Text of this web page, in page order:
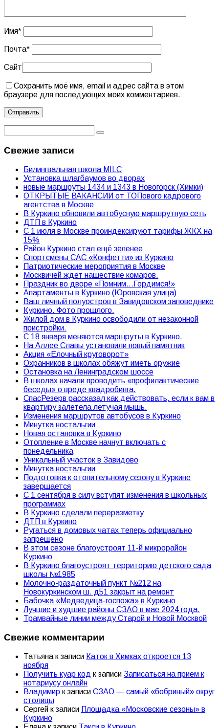
Имя*
Почта*
Сайт
Сохранить моё имя, email и адрес сайта в этом
браузере для последующих моих комментариев.
Свежие записи
Билингвальная школа MILC
Установка шлагбаумов во дворах
новые маршруты 1434 и 1343 в Новогорск (Химки)
ОТКРЫТЫЕ ВАКАНСИИ от ТОПового кадрового
агентства в Москве
В Куркино обновили автобусную маршрутную сеть
ДТП в Куркино
С 1 июля в Москве проиндексируют тарифы ЖКХ на
15%
Район Куркино стал ещё зеленее
Спортсмены САС «Конфетти» из Куркино
Патриотические мероприятия в Москве
Москвичей ждет нашествие комаров.
Праздник во дворе «Помним…Гордимся!»
Апартаменты в Куркино (Юровская улица)
Ваш личный полуостров в Завидовском заповеднике
Куркино. Фото прошлого.
Жилой дом в Куркино освободили от незаконной
пристройки.
С 18 января меняются маршруты в Куркино.
На Аллее Славы установили новый памятник
Акция «Елочный круговорот»
Охранников в школах обяжут иметь оружие
Остановка на Ленинградском шоссе
В школах начали проводить «профилактические
беседы» о вреде квадробинга.
СпасРезерв рассказал как действовать, если к вам в
квартиру залетела летучая мышь.
Изменения маршрутов автобусов в Куркино
Минутка ностальгии
Новая остановка в Куркино
Отопление в Москве начнут включать с
понедельника
Уникальный участок в Завидово
Минутка ностальгии
Подготовка к отопительному сезону в Куркине
завершается
С 1 сентября в силу вступят изменения в школьных
программах
В Куркино сделали переразметку
ДТП в Куркино
Ругаться в домовых чатах теперь официально
запрещено
В этом сезоне благоустроят 11-й микрорайон
Куркино
В Куркино благоустроят территорию детского сада
школы №1985
Молочно-раздаточный пункт №212 на
Новокуркинском ш. д51 закрыт на ремонт
Бабочка «Медведица-госпожа» в Куркино
Лучшие и худшие районы СЗАО в мае 2024 года.
Трамвайные линии между Старой и Новой Москвой
Свежие комментарии
Татьяна к записи Каток в Химках откроется 13
ноября
Получить куар код к записи Записаться на прием к
нотариусу онлайн
Владимир к записи СЗАО — самый «бобриный» округ
столицы
Сергей к записи Площадка «Московские сезоны» в
Куркино